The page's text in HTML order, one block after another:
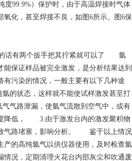
度99.9%）保护时，由于高温焊接时气体
氧化，甚至焊接不良，如图6所示。图6保
话有两个扳手把其拧紧就可以了 氩
保证样品被完全激发，是分析结果达到
有污染的情况，一般主要有以下几种途
状态，这样就不能使试样激发甚至打
路泄漏，使氩气流散到空气中，或有
降低， 3.由于激发台内的激发聚积物
气路堵塞，影响分析。 鉴于以上情况
产的高纯氩气以供仪器使用，及时检查氩
情况，定期清理火花台内部灰尘和吹通废